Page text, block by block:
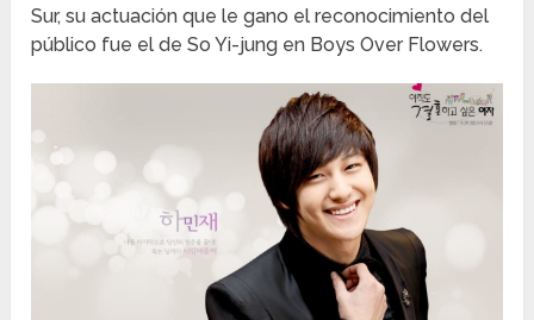
Sur, su actuación que le gano el reconocimiento del
público fue el de So Yi-jung en Boys Over Flowers.